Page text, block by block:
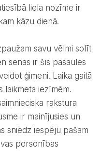
liela nozīme ir
kāzu dienā.
savu vēlmi solīt
senas ir šīs pasaules
ģimeni. Laika gaitā
laikmeta iezīmēm.
rakstura
ir mainījusies un
sniedz iespēju pašam
personības